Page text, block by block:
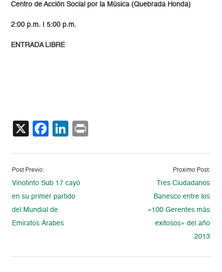
Centro de Acción Social por la Música (Quebrada Honda)
2:00 p.m. | 5:00 p.m.
ENTRADA LIBRE
X Facebook
LinkedIn
Post Previo:
Vinotinto Sub 17 cayó
en su primer partido
del Mundial de
Emiratos Árabes
Proximo Post:
Tres Ciudadanos
Banesco entre los
«100 Gerentes más
exitosos» del año
2013